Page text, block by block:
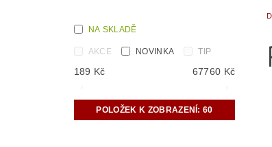
NA SKLADĚ
AKCE NOVINKA TIP
189 Kč 67760 Kč
POLOŽEK K ZOBRAZENÍ:60